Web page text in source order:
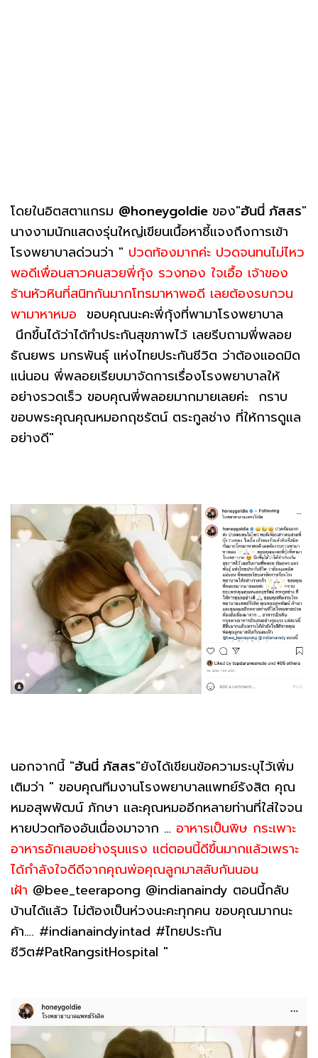
โดยในอิตสตาแกรม @honeygoldie ของ"ฮันนี่ ภัสสร"
นางงามนักแสดงรุ่นใหญ่เขียนเนื้อหาชี้แจงถึงการเข้า
โรงพยาบาลด่วนว่า " ปวดท้องมากค่ะ ปวดจนทนไม่ไหว
พอดีเพื่อนสาวคนสวยพี่กุ้ง รวงทอง ใจเอื้อ เจ้าของ
ร้านหัวหินที่สนิทกันมากโทรมาหาพอดี เลยต้องรบกวน
พามาหาหมอ ขอบคุณนะคะพี่กุ้งที่พามาโรงพยาบาล
นึกขึ้นได้ว่าได้ทำประกันสุขภาพไว้ เลยรีบถามพี่พลอย
ธัณยพร มกรพันธุ์ แห่งไทยประกันชีวิต ว่าต้องแอดมิด
แน่นอน พี่พลอยเรียบมาจัดการเรื่องโรงพยาบาลให้
อย่างรวดเร็ว ขอบคุณพี่พลอยมากมายเลยค่ะ กราบ
ขอบพระคุณคุณหมอกฤชรัตน์ ตระกูลช่าง ที่ให้การดูแล
อย่างดี"
นอกจากนี้ "ฮันนี่ ภัสสร"ยังได้เขียนข้อความระบุไว้เพิ่ม
เติมว่า " ขอบคุณทีมงานโรงพยาบาลแพทย์รังสิต คุณ
หมอสุพพัฒน์ ภักษา และคุณหมออีกหลายท่านที่ใส่ใจจน
หายปวดท้องอันเนื่องมาจาก … อาหารเป็นพิษ กระเพาะ
อาหารอักเสบอย่างรุนแรง แต่ตอนนี้ดีขึ้นมากแล้วเพราะ
ได้กำลังใจดีดีจากคุณพ่อคุณลูกมาสลับกันนอน
เฝ้า @bee_teerapong @indianaindy ตอนนี้กลับ
บ้านได้แล้ว ไม่ต้องเป็นห่วงนะคะทุกคน ขอบคุณมากนะ
ค้า…. #indianaindyintad #ไทยประกัน
ชีวิต#PatRangsitHospital "